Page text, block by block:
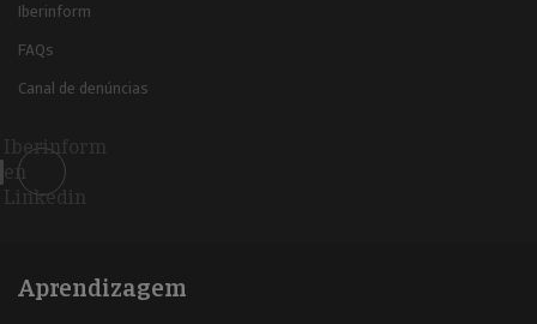
Iberinform
FAQs
Canal de denúncias
Iberinform
en
Linkedin
Aprendizagem